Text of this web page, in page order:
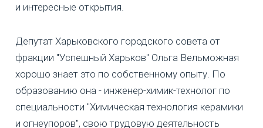
и интересные открытия.
Депутат Харьковского городского совета от
фракции "Успешный Харьков" Ольга Вельможная
хорошо знает это по собственному опыту. По
образованию она - инженер-химик-технолог по
специальности "Химическая технология керамики
и огнеупоров", свою трудовую деятельность